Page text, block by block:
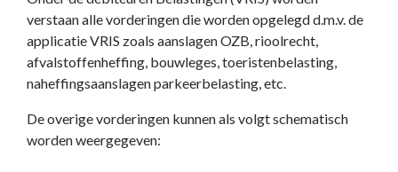
verstaan alle vorderingen die worden opgelegd d.m.v. de
applicatie VRIS zoals aanslagen OZB, rioolrecht,
afvalstoffenheffing, bouwleges, toeristenbelasting,
naheffingsaanslagen parkeerbelasting, etc.
De overige vorderingen kunnen als volgt schematisch
worden weergegeven: